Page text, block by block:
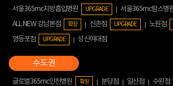
서울365mc지방흡입병원 UPGRADE 서울365mc람스병
ALL NEW 강남본점 확장 신촌점 UPGRADE 노원점
영등포점
UPGRADE 성신여대점
글로벌365mc인천병원 확장 분당점 일산점 수원점